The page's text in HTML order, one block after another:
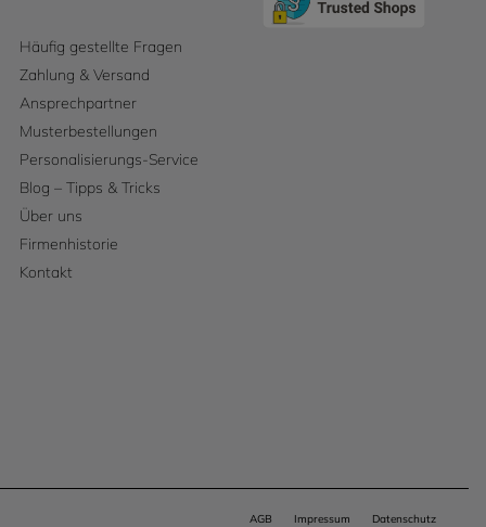
Häufig gestellte Fragen
Zahlung & Versand
Ansprechpartner
Musterbestellungen
Personalisierungs-Service
Blog – Tipps & Tricks
Über uns
Firmenhistorie
Kontakt
Datenschutz
Impressum
AGB